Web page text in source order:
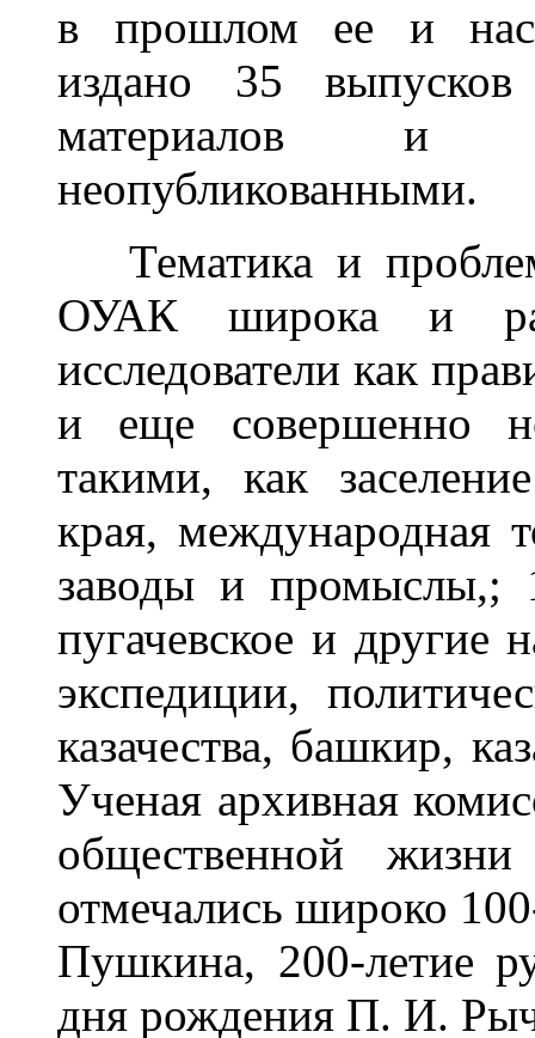
в прошлом ее и
издано 35
материалов и
неопубликованными.
Тематика и
ОУАК широка и
исследователи как
и еще совершенно
такими, как
края, международная
заводы и промыслы,;
пугачевское и другие
экспедиции,
казачества, башкир,
Ученая архивная
общественной
отмечались широко
Пушкина, 200-летие
дня рождения П. И.